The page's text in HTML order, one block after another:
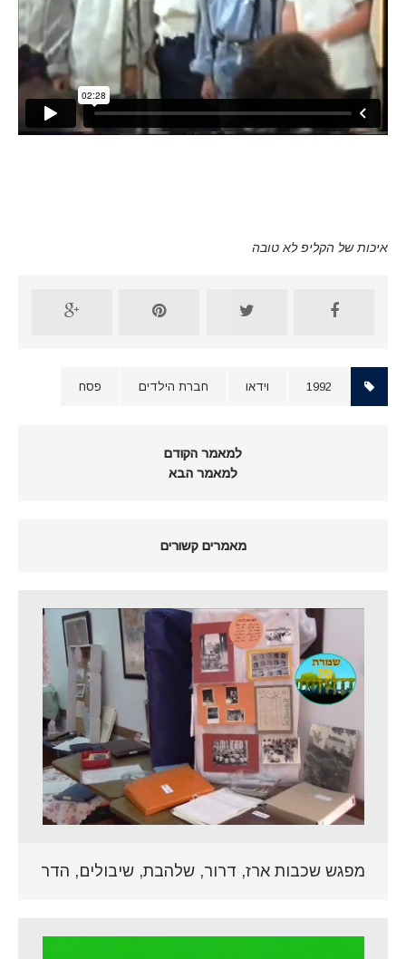
איכות של הקליפ לא טובה
1992 וידאו חברת הילדים פסח
למאמר הקודם
למאמר הבא
מאמרים קשורים
מפגש שכבות ארז, דרור, שלהבת, שיבולים, הדר